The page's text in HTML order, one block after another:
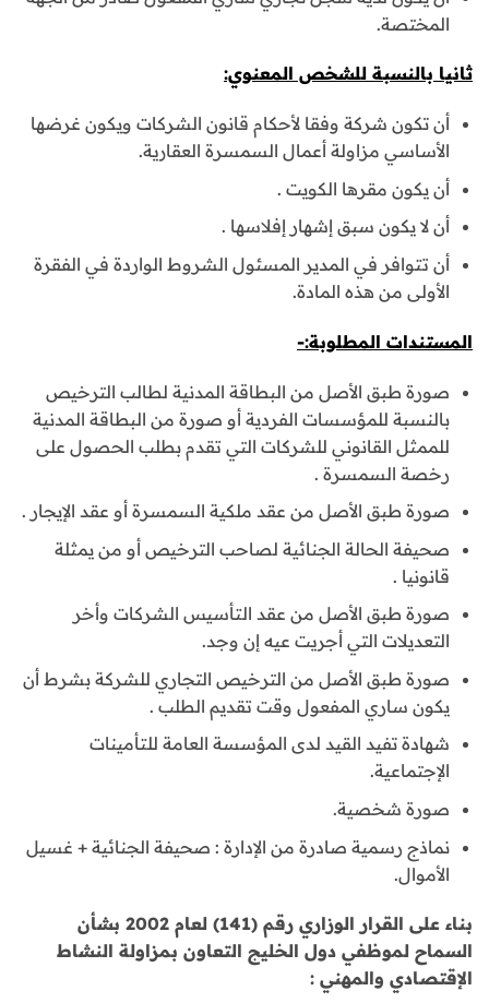
المختصة.
ثانيا بالنسبة للشخص المعنوي:
أن تكون شركة وفقا لأحكام قانون الشركات ويكون غرضها
الأساسي مزاولة أعمال السمسرة العقارية.
أن يكون مقرها الكويت .
أن لا يكون سبق إشهار إفلاسها .
أن تتوافر في المدير المسئول الشروط الواردة في الفقرة
الأولى من هذه المادة.
المستندات المطلوبة:-
صورة طبق الأصل من البطاقة المدنية لطالب الترخيص
بالنسبة للمؤسسات الفردية أو صورة من البطاقة المدنية
للممثل القانوني للشركات التي تقدم بطلب الحصول على
رخصة السمسرة .
صورة طبق الأصل من عقد ملكية السمسرة أو عقد الإيجار .
صحيفة الحالة الجنائية لصاحب الترخيص أو من يمثلة
قانونيا .
صورة طبق الأصل من عقد التأسيس الشركات وأخر
التعديلات التي أجريت عيه إن وجد.
صورة طبق الأصل من الترخيص التجاري للشركة بشرط أن
يكون ساري المفعول وقت تقديم الطلب .
شهادة تفيد القيد لدى المؤسسة العامة للتأمينات
الإجتماعية.
صورة شخصية.
نماذج رسمية صادرة من الإدارة : صحيفة الجنائية + غسيل
الأموال.
بناء على القرار الوزاري رقم (141) لعام 2002 بشأن
السماح لموظفي دول الخليج التعاون بمزاولة النشاط
الإقتصادي والمهني :